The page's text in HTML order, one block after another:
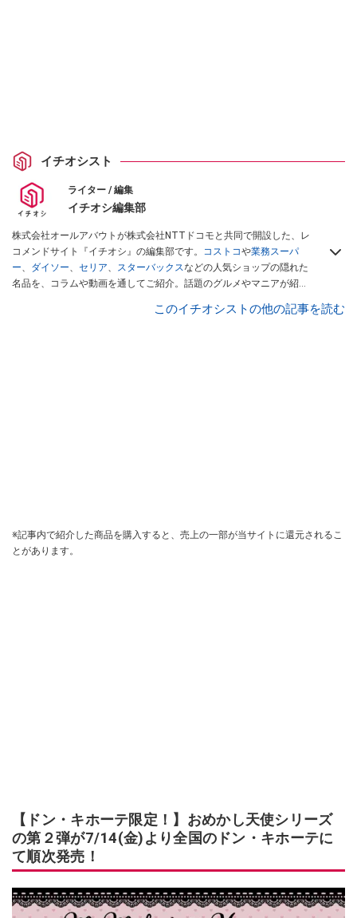
イチオシスト
ライター / 編集
イチオシ編集部
株式会社オールアバウトが株式会社NTTドコモと共同で開設した、レ
コメンドサイト『イチオシ』の編集部です。 コストコや業務スーパ
ー、 ダイソー、 セリア、 スターバックスなどの人気ショップの隠れた
名品を、コラムや動画を通してご紹介。話題のグルメやマニアが紹介
インフルエンサーが実際に使用してレビューしています。毎日トレン
このイチオシストの他の記事を読む
※記事内で紹介した商品を購入すると、売上の一部が当サイトに還元されるこ
とがあります。
【ドン・キホーテ限定！】おめかし天使シリーズ
の第２弾が7/14(金)より全国のドン・キホーテに
て順次発売！